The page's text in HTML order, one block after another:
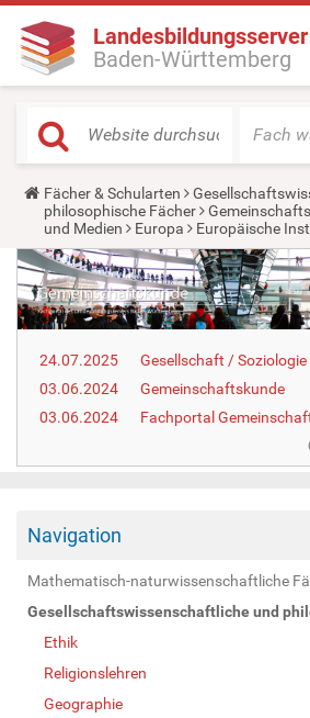
Landesbildungsserver
Baden-Württemberg
Fach
Y
o
u
a
r
e
h
e
r
:
Fächer & Schularten
philosophische Fächer
und Medien
Europa Europäische
24.07.2025
Gesellschaft / Soziologie
03.06.2024
Gemeinschaftskunde
03.06.2024
Fachportal
Navigation
Mathematisch-naturwissenschaftliche
Gesellschaftswissenschaftliche und
Ethik
Religionslehren
Geographie